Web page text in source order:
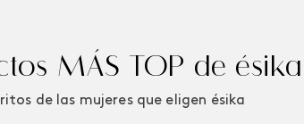
MÁS TOP de ésika
de las mujeres que eligen ésika